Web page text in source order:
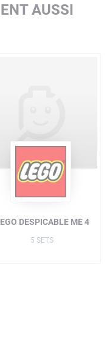
AUSSI
DESPICABLE ME 4
5 SETS